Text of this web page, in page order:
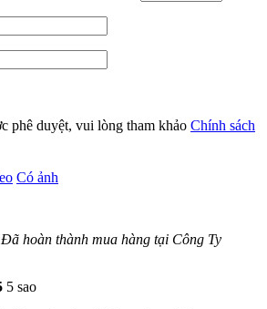
phê duyệt, vui lòng tham khảo Chính sách
Có ảnh
Đã hoàn thành mua hàng tại Công Ty
5 sao